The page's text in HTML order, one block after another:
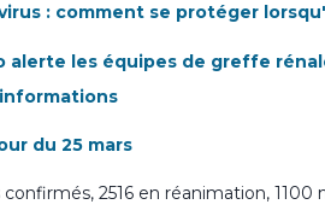
: comment se protéger
alerte les équipes de greffe
du 25 mars
2516 en réanimation, 1100